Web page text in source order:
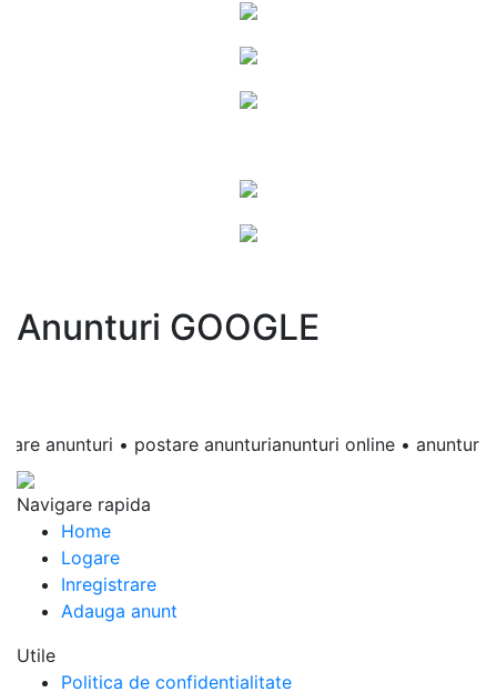
Anunturi GOOGLE
anunturi • postare anunturianunturi online • anunturi
Navigare rapida
Home
Logare
Inregistrare
Adauga anunt
Utile
Politica de confidentialitate